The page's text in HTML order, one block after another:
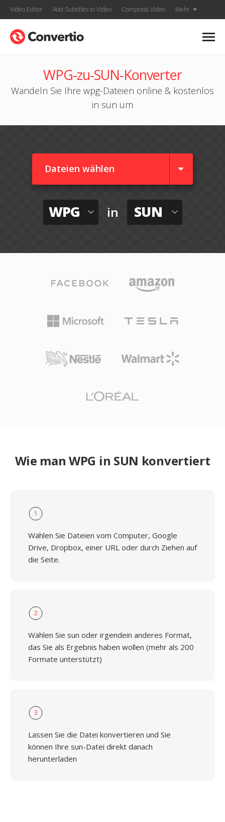
Video Editor Add Subtitles to Video Compress Video Mehr
WPG-zu-SUN-Konverter
Wandeln Sie Ihre wpg-Dateien online & kostenlos
in sun um
Dateien wählen
WPG in SUN
Wie man WPG in SUN konvertiert
1
Wählen Sie Dateien vom Computer, Google
Drive, Dropbox, einer URL oder durch Ziehen auf
die Seite.
2
Wählen Sie sun oder irgendein anderes Format,
das Sie als Ergebnis haben wollen (mehr als 200
Formate unterstützt)
3
Lassen Sie die Datei konvertieren und Sie
können Ihre sun-Datei direkt danach
herunterladen